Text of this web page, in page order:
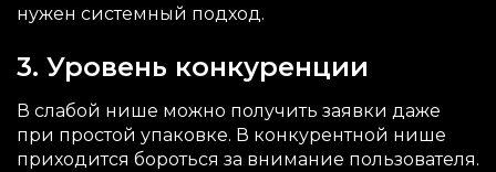
нужен системный подход.
3. Уровень конкуренции
В слабой нише можно получить заявки даже
при простой упаковке. В конкурентной нише
приходится бороться за внимание пользователя.